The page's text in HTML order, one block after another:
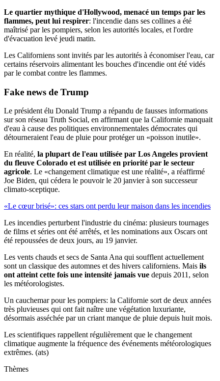
Le quartier mythique d'Hollywood, menacé un temps par les
flammes, peut lui respirer: l'incendie dans ses collines a été
maîtrisé par les pompiers, selon les autorités locales, et l'ordre
d'évacuation levé jeudi matin.
Les Californiens sont invités par les autorités à économiser l'eau, car
certains réservoirs alimentant les bouches d'incendie ont été vidés
par le combat contre les flammes.
Fake news de Trump
Le président élu Donald Trump a répandu de fausses informations
sur son réseau Truth Social, en affirmant que la Californie manquait
d'eau à cause des politiques environnementales démocrates qui
détourneraient l'eau de pluie pour protéger un «poisson inutile».
En réalité, la plupart de l'eau utilisée par Los Angeles provient
du fleuve Colorado et est utilisée en priorité par le secteur
agricole. Le «changement climatique est une réalité», a réaffirmé
Joe Biden, qui cédera le pouvoir le 20 janvier à son successeur
climato-sceptique.
«Le cœur brisé»: ces stars ont perdu leur maison dans les incendies
Les incendies perturbent l'industrie du cinéma: plusieurs tournages
de films et séries ont été arrêtés, et les nominations aux Oscars ont
été repoussées de deux jours, au 19 janvier.
Les vents chauds et secs de Santa Ana qui soufflent actuellement
sont un classique des automnes et des hivers californiens. Mais ils
ont atteint cette fois une intensité jamais vue depuis 2011, selon
les météorologistes.
Un cauchemar pour les pompiers: la Californie sort de deux années
très pluvieuses qui ont fait naître une végétation luxuriante,
désormais asséchée par un criant manque de pluie depuis huit mois.
Les scientifiques rappellent régulièrement que le changement
climatique augmente la fréquence des événements météorologiques
extrêmes. (ats)
Thèmes